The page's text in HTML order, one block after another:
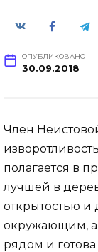
ОПУБЛИКОВАНО
30.09.2018
Член
полагается в
лучшей в
открытостью и
окружающим, а
рядом и